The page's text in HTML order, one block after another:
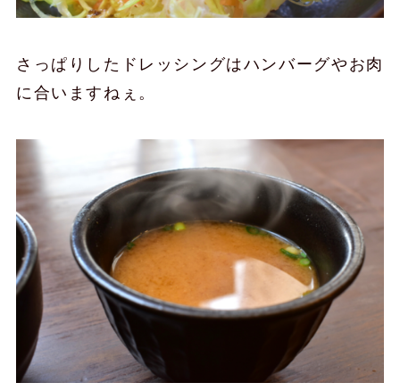
さっぱりしたドレッシングはハンバーグやお肉
に合いますねぇ。